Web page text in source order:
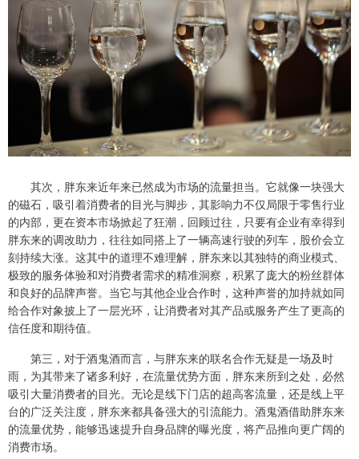
其次，胖东来近年来已然成为市场的流量担当。它就像一块强大
的磁石，吸引着消费者的目光与脚步，其影响力不仅局限于零售行业
的内部，更在资本市场掀起了狂潮，回顾过往，只要有企业有幸得到
胖东来的调改助力，往往如同搭上了一辆高速行驶的列车，股价会立
刻持续大涨。这其中的道理不难理解，胖东来以其独特的商业模式、
极致的服务体验和对消费者需求的精准洞察，积累了庞大的粉丝群体
和良好的品牌声誉。当它与其他企业合作时，这种声誉的加持就如同
给合作对象披上了一层光环，让消费者对其产品或服务产生了更高的
信任度和期待值。
第三，对于酒鬼酒而言，与胖东来的联名合作无疑是一场及时
雨，为其带来了诸多利好，在流量优势方面，胖东来所到之处，必然
吸引大量消费者的目光。无论是线下门店的超高客流量，还是线上平
台的广泛关注度，胖东来都具备强大的引流能力。酒鬼酒借助胖东来
的流量优势，能够迅速提升自身品牌的曝光度，将产品推向更广阔的
消费市场。